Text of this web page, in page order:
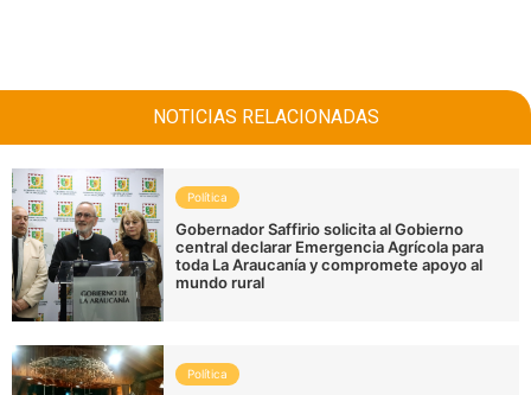
NOTICIAS RELACIONADAS
Política
Gobernador Saffirio solicita al Gobierno
central declarar Emergencia Agrícola para
toda La Araucanía y compromete apoyo al
mundo rural
Política